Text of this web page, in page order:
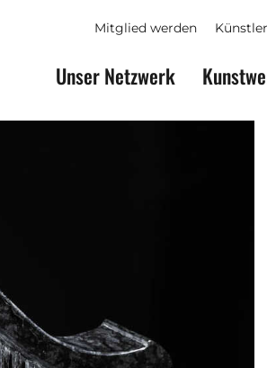
Mitglied werden
Unser Netzwerk